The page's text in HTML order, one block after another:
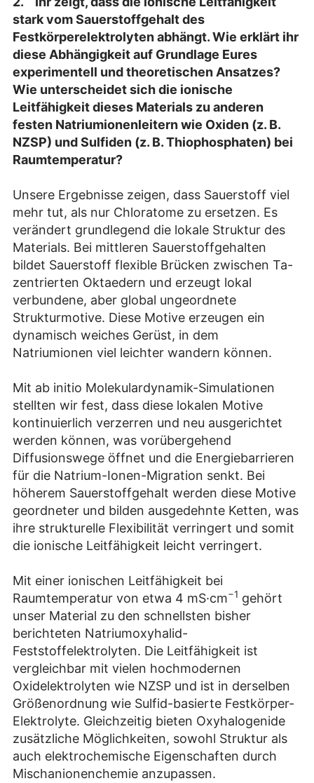
stark vom Sauerstoffgehalt des
Festkörperelektrolyten abhängt. Wie erklärt ihr
diese Abhängigkeit auf Grundlage Eures
experimentell und theoretischen Ansatzes?
Wie unterscheidet sich die ionische
Leitfähigkeit dieses Materials zu anderen
festen Natriumionenleitern wie Oxiden (z. B.
NZSP) und Sulfiden (z. B. Thiophosphaten) bei
Raumtemperatur?
Unsere Ergebnisse zeigen, dass Sauerstoff viel
mehr tut, als nur Chloratome zu ersetzen. Es
verändert grundlegend die lokale Struktur des
Materials. Bei mittleren Sauerstoffgehalten
bildet Sauerstoff flexible Brücken zwischen Ta-
zentrierten Oktaedern und erzeugt lokal
verbundene, aber global ungeordnete
Strukturmotive. Diese Motive erzeugen ein
dynamisch weiches Gerüst, in dem
Natriumionen viel leichter wandern können.
Mit ab initio Molekulardynamik-Simulationen
stellten wir fest, dass diese lokalen Motive
kontinuierlich verzerren und neu ausgerichtet
werden können, was vorübergehend
Diffusionswege öffnet und die Energiebarrieren
für die Natrium-Ionen-Migration senkt. Bei
höherem Sauerstoffgehalt werden diese Motive
geordneter und bilden ausgedehnte Ketten, was
ihre strukturelle Flexibilität verringert und somit
die ionische Leitfähigkeit leicht verringert.
Mit einer ionischen Leitfähigkeit bei
Raumtemperatur von etwa 4 mS·cm−1 gehört
unser Material zu den schnellsten bisher
berichteten Natriumoxyhalid-
Feststoffelektrolyten. Die Leitfähigkeit ist
vergleichbar mit vielen hochmodernen
Oxidelektrolyten wie NZSP und ist in derselben
Größenordnung wie Sulfid-basierte Festkörper-
Elektrolyte. Gleichzeitig bieten Oxyhalogenide
zusätzliche Möglichkeiten, sowohl Struktur als
auch elektrochemische Eigenschaften durch
Mischanionenchemie anzupassen.